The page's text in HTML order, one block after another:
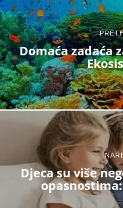
Domaća zadaća
Djeca su više